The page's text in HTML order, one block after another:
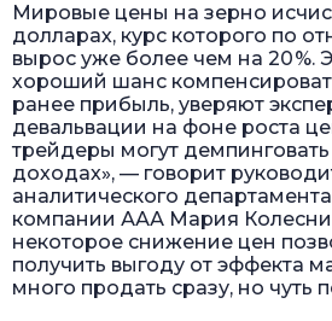
Мировые цены на зерно
долларах, курс которого по
вырос уже более чем на 20 %.
хороший шанс
ранее прибыль, уверяют
девальвации на фоне роста
трейдеры могут
доходах», — говорит
аналитического
компании ААА Мария
некоторое снижение цен
получить выгоду от эффекта
много продать сразу, но чуть